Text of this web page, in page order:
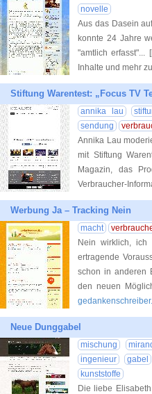
novelle
Aus das Dasein
konnte 24 Jahre
"amtlich
Inhalte und mehr
Stiftung Warentest: „Focus TV
annika lau
sendung
Annika Lau
mit Stiftung
Magazin, das
Verbraucher-
Werbung Ja – Tracking Nein
macht
Nein wirklich,
ertragende
schon in anderen
den neuen
Neue Dunggabel
mischung
ingenieur
gabel
kunststoffe
Die liebe